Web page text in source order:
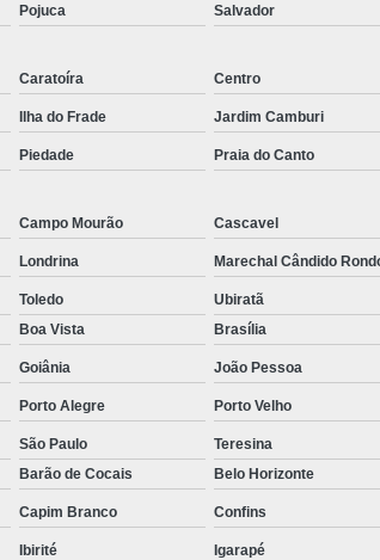
Rastreamento de Carro
Rastreamento de Carros e Caminhões
Rastreamento de Carros por Satélite
Rastreamento para Carros e
Rastreamento de Frotas Belo Horizonte
Rastreamento de Frotas Minas
Rastreamento e Monitoramento
Rastreamento Veicular Frotas
Empresa de Rastreamento de
Empresa de
Empresa de
Pojuca Salvador
Caratoíra Centro
Ilha do Frade Jardim Camburi
Piedade Praia do Canto
Campo Mourão Cascavel
Londrina Marechal Cândido
Toledo Ubiratã
Boa Vista Brasília
Goiânia João Pessoa
Porto Alegre Porto Velho
São Paulo Teresina
Barão de Cocais Belo Horizonte
Capim Branco Confins
Ibirité Igarapé